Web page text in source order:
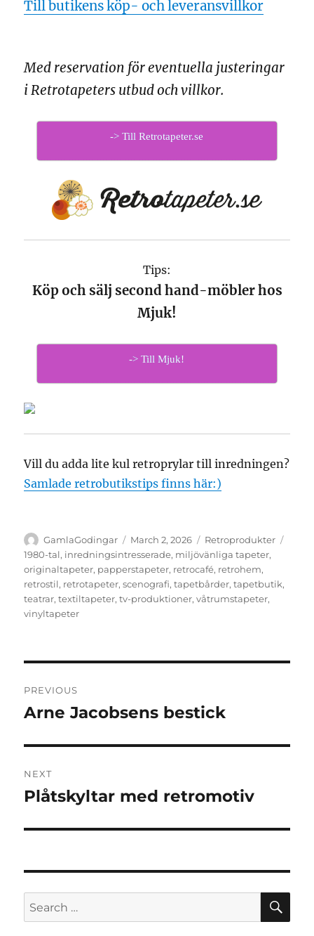
Till butikens köp- och leveransvillkor
Med reservation för eventuella justeringar
i Retrotapeters utbud och villkor.
-> Till Retrotapeter.se
Tips:
Köp och sälj second hand-möbler hos
Mjuk!
-> Till Mjuk!
Vill du adda lite kul retroprylar till inredningen?
Samlade retrobutikstips finns här:)
Author
GamlaGodingar
Posted
on
March 2, 2026 Categories
Retroprodukter
1980-tal, inredningsintresserade, miljövänliga tapeter,
originaltapeter, papperstapeter, retrocafé, retrohem,
retrostil, retrotapeter,scenografi,tapetbårder,tapetbutik,
teatrar,textiltapeter,tv-produktioner,våtrumstapeter,
vinyltapeter
navigation
PREVIOUS
Previous
Arne Jacobsens bestick
NEXT
Next
Plåtskyltar med retromotiv
Search
for: